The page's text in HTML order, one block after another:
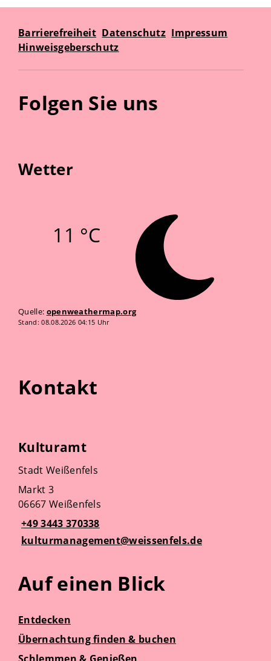
Barrierefreiheit Datenschutz Impressum
Hinweisgeberschutz
Folgen Sie uns
Wetter
11 °C
Quelle: openweathermap.org
Stand: 08.08.2026 04:15 Uhr
Kontakt
Kulturamt
Stadt Weißenfels
Markt 3
06667 Weißenfels
+49 3443 370338
kulturmanagement@weissenfels.de
Auf einen Blick
Entdecken
Übernachtung finden & buchen